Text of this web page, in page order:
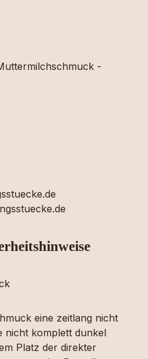
-
eine zeitlang nicht
nicht komplett dunkel
Platz der direkter